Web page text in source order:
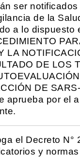
ser
de la
a lo dispuesto
LA
DE LOS
DE
aprueba por el
el Decreto N°
y